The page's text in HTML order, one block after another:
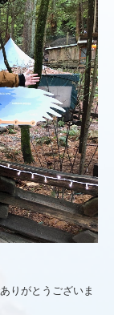
りがとうございま